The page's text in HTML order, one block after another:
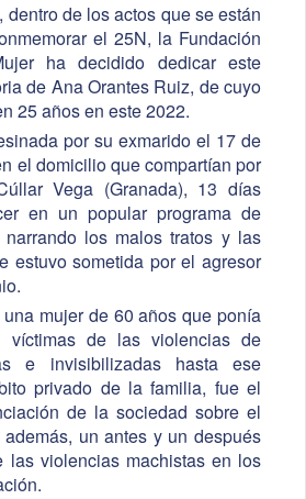
de los actos que se están
el 25N, la Fundación
ha decidido dedicar este
de Ana Orantes Ruiz, de cuyo
25 años en este 2022.
por su exmarido el 17 de
el domicilio que compartían por
Vega (Granada), 13 días
en un popular programa de
los malos tratos y las
estuvo sometida por el agresor
mujer de 60 años que ponía
de las violencias de
e invisibilizadas hasta ese
privado de la familia, fue el
de la sociedad sobre el
un antes y un después
las violencias machistas en los